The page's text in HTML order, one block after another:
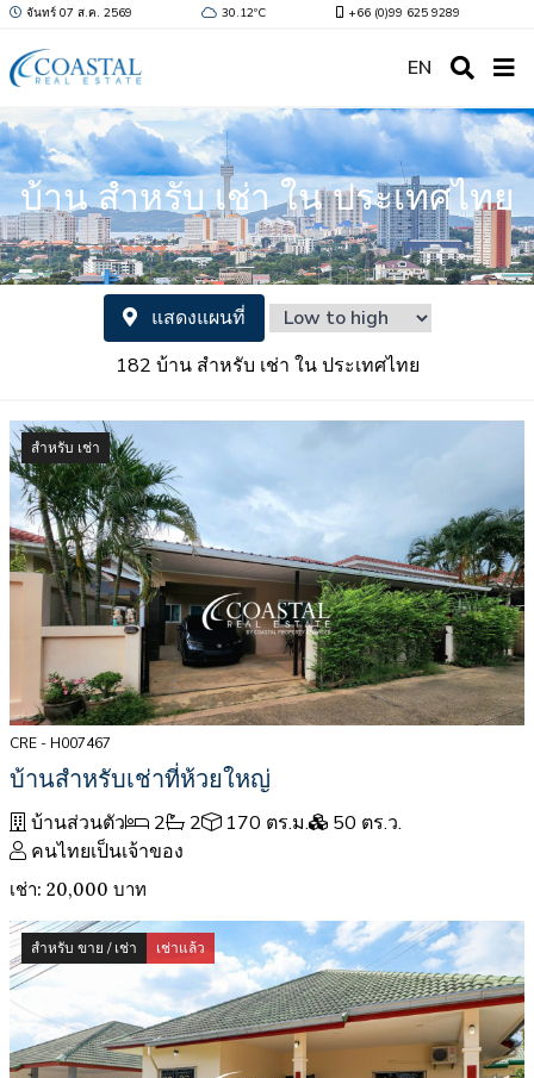
จันทร์ 07 ส.ค. 2569 30.12ºC +66 (0)99 625 9289
EN
บ้าน สำหรับ เช่า ใน ประเทศไทย
แสดงแผนที่
182 บ้าน สำหรับ เช่า ใน ประเทศไทย
สำหรับ เช่า
CRE - H007467
บ้านสำหรับเช่าที่ห้วยใหญ่
บ้านส่วนตัว 2 2 170 ตร.ม.
50 ตร.ว.
คนไทยเป็นเจ้าของ
เช่า: 20,000 บาท
สำหรับ ขาย / เช่า เช่าแล้ว